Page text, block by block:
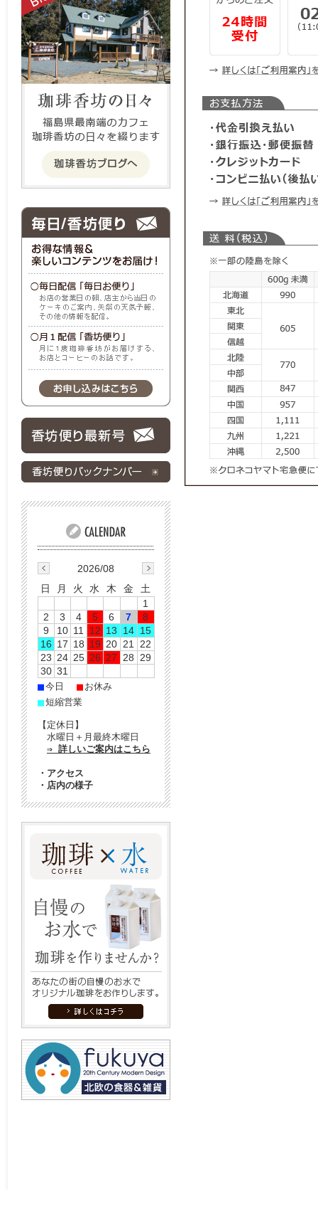
2026/08
日
月 火 水 木 金
土
1
2
3 4 5 6 7
8
9
10 11 12 13 14 15
16 17 18 19 20 21
22
23 24 25 26 27 28
29
30 31
■今日 ■ お休み
■短縮営業
【定休日】
水曜日＋月最終木曜日
⇒ 詳しいご案内はこちら
・ アクセス
・ 店内の様子